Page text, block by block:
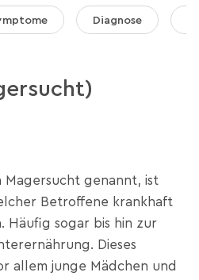
Diagnose
Magersucht genannt, ist
Betroffene krankhaft
Häufig sogar bis hin zur
Dieses
allem junge Mädchen und